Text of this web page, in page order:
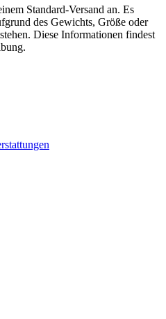
Standard-Versand an. Es
des Gewichts, Größe oder
Diese Informationen findest